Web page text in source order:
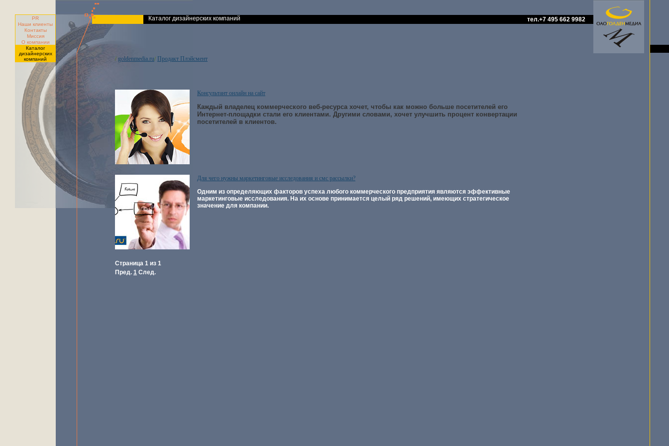
PR
Наши клиенты
Контакты
Миссия
О компании
Каталог
дизайнерских
компаний
Каталог дизайнерских компаний тел.+7 495 662 9982
/ goldenmedia.ru/ Продакт Плэйсмент
Консультант онлайн на сайт
Каждый владелец коммерческого веб-ресурса хочет, чтобы как можно больше посетителей его
Интернет-площадки стали его клиентами. Другими словами, хочет улучшить процент конвертации
посетителей в клиентов.
Для чего нужны маркетинговые исследования и смс рассылки?
Одним из определяющих факторов успеха любого коммерческого предприятия являются эффективные
маркетинговые исследования. На их основе принимается целый ряд решений, имеющих стратегическое
значение для компании.
Страница 1 из 1
Пред. 1 След.